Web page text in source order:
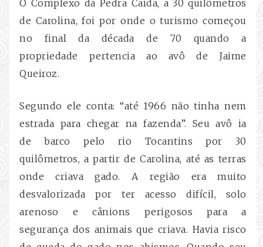
O Complexo da Pedra Caída, a 30 quilômetros
de Carolina, foi por onde o turismo começou
no final da década de 70 quando a
propriedade pertencia ao avô de Jaime
Queiroz.
Segundo ele conta: “até 1966 não tinha nem
estrada para chegar na fazenda”. Seu avô ia
de barco pelo rio Tocantins por 30
quilômetros, a partir de Carolina, até as terras
onde criava gado. A região era muito
desvalorizada por ter acesso difícil, solo
arenoso e cânions perigosos
para a
segurança dos animais que criava. Havia risco